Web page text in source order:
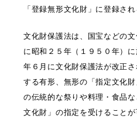
「登録無形文化財」に登録さ
文化財保護法は、国宝などの
に昭和２５年（１９５０年）
年６月に文化財保護法が改正
する有形、無形の「指定文化
の伝統的な祭りや料理・食品
文化財」の指定を受けることが